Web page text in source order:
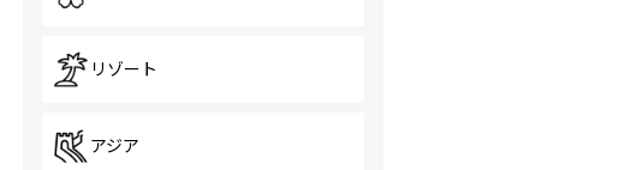
リゾート
アジア